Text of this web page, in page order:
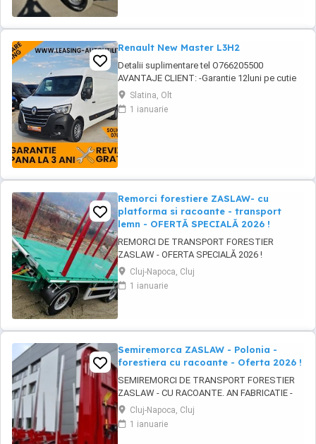
Renault New Master L3H2
Detalii suplimentare tel O766205500
AVANTAJE CLIENT: -Garantie 12luni pe cutie
viteze si motor -GRATUIT Ulei+filtre la
predare -Servicii RAR -Eliberare numere
provizorii -Control tehnic al calitatii -Detailing
Slatina, Olt
1 ianuarie
Remorci forestiere ZASLAW- cu
platforma si racoante - transport
lemn - OFERTĂ SPECIALĂ 2026 !
REMORCI DE TRANSPORT FORESTIER
ZASLAW - OFERTA SPECIALĂ 2026 !
VEHICULE PE STOC ( sau in fabricație
ZASLAW - cu termen SCURT de livrare ) PRET
OFERTA SPECIALĂ : 31.800 EURO BUC. ( pret
transportului de material ...
Cluj-Napoca, Cluj
1 ianuarie
Semiremorca ZASLAW - Polonia -
forestiera cu racoante - Oferta 2026 !
SEMIREMORCI DE TRANSPORT FORESTIER
ZASLAW - CU RACOANTE. AN FABRICATIE -
2026. VEHICULE PE STOC SAU IN PRODUCTIE
- CU TERMEN SCURT DE LIVRARE !
DESCRIERE VEHICULE: - Semiremorci
Cluj-Napoca, Cluj
1 ianuarie